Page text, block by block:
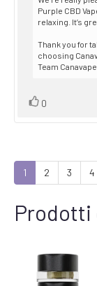
Purple CBD
relaxing. It’s
Thank you for
choosing
Team Canavape.
Vote
0
1 2 3 4
Prodotti